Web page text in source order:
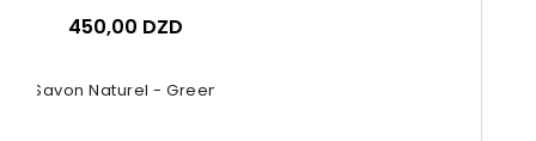
Savon Naturel - Green
450,00 DZD